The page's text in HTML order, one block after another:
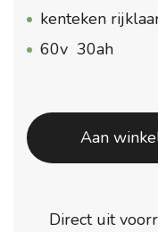
kenteken
60v 30ah
Aan
Direct uit